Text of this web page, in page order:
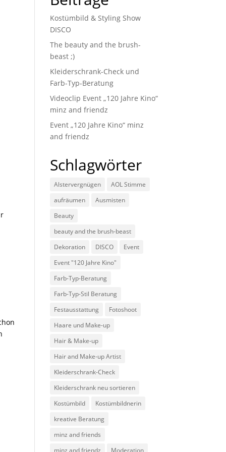
Kostümbild & Styling Show
DISCO
The beauty and the brush-
beast ;)
Kleiderschrank-Check und
Farb-Typ-Beratung
Videoclip Event „120 Jahre Kino“
minz and friendz
Event „120 Jahre Kino“ minz
and friendz
Schlagwörter
Alstervergnügen
AOL Stimme
aufräumen
Ausmisten
Beauty
beauty and the brush-beast
Dekoration
DISCO
Event
Event "120 Jahre Kino"
Farb-Typ-Beratung
Farb-Typ-Stil Beratung
Festausstattung
Fotoshoot
Haare und Make-up
Hair & Make-up
Hair and Make-up Artist
Kleiderschrank-Check
Kleiderschrank neu sortieren
Kostümbild
Kostümbildnerin
kreative Beratung
minz and friends
minz and friendz
Moderation